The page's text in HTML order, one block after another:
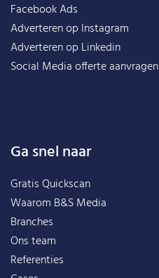
Facebook Ads
Adverteren op Instagram
Adverteren op Linkedin
Social Media offerte aanvragen
Ga snel naar
Gratis Quickscan
Waarom B&S Media
Branches
Ons team
Referenties